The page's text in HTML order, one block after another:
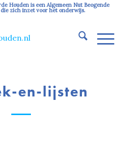
Houden is een Algemeen Nut Beogende
zich inzet voor het onderwijs.
en-lijsten